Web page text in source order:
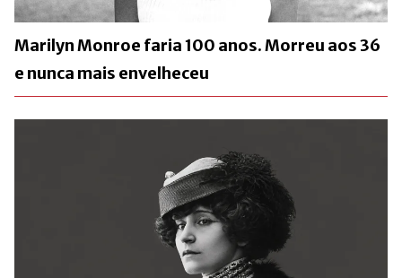
Marilyn Monroe faria 100 anos. Morreu aos 36
e nunca mais envelheceu